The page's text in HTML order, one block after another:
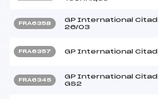
FRA6358
GP International
26/03
FRA6357 GP International
FRA6345
GP International
GS2